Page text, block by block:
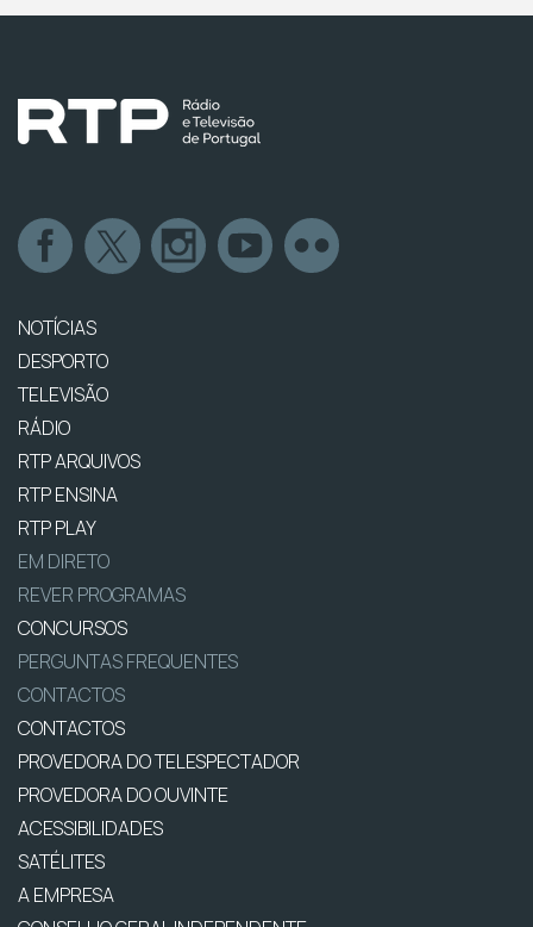
NOTÍCIAS
DESPORTO
TELEVISÃO
RÁDIO
RTP ARQUIVOS
RTP ENSINA
RTP PLAY
EM DIRETO
REVER PROGRAMAS
CONCURSOS
PERGUNTAS FREQUENTES
CONTACTOS
CONTACTOS
PROVEDORA DO TELESPECTADOR
PROVEDORA DO OUVINTE
ACESSIBILIDADES
SATÉLITES
A EMPRESA